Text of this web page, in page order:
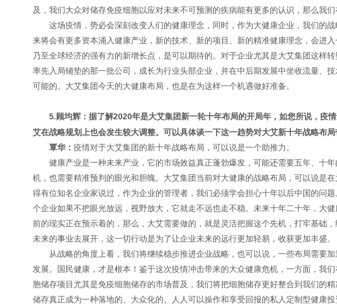
及，我们大众对储存免疫细胞以应对未来不可预测的疾病能有更多的认识，那么我
这场疫情，势必会深刻改变人们的健康理念，同时，作为大健康企业，我们的
来将会有更多资本涌入健康产业，新的技术、新的项目、新的精准健康理念，会进
乃至全球经济的强有力的新增长点，是可以期待的。对于企业尤其是大艾集团这样
率先入局铺垫的那一批公司，成长为行业头部企业，并在中后期发展中坐收流量、
可能的。大艾集团今天的大健康布局，也是在为这样一个机遇做好准备。
5.顾均辉：据了解2020年是大艾集团新一轮十年布局的开局年，如您所说，疫
艾在战略规划上也会发生较大调整。可以具体谈一下这一趋势对大艾新十年战略布
覃华： 疫情对于大艾集团的新十年战略布局，可以说是一个助推力。
健康产业是一种未来产业，它的市场效益真正蓬勃爆发，可能还需要五年、十
机，也需要精准预判的眼光和胆魄。大艾集团当前对大健康的战略布局，可以说是
得有位知名企业家说过，作为企业的管理者，我们必须学会担心十年以后中国的问
个企业如果不把眼光放远，视野放大，它就走不远也走不稳。未来十年二十年，大
前的现实正在预示着的，那么，大艾需要做的，就是灵活把握这个先机，打牢基础
未来的事业去展开，这一切行动是为了让企业未来的远行更加轻易，收获更加丰盛。
从战略的角度上看，我们将继续稳步推进企业战略，也可以说，一些布局需要
发展。国民健康，才是根本！鉴于这次疫情冲击带来的大众健康危机，一方面，我
胞储存项目尤其是免疫细胞储存的市场普及，我们将把细胞储存更好整合到我们的
储存真正成为一种落地的、大众化的、人人可以操作和享受回报的私人定制型健康